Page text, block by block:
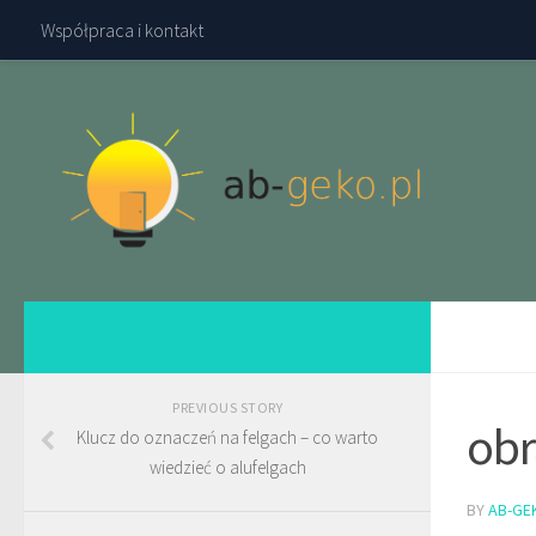
Współpraca i kontakt
BYAB-
PREVIOUS STORY
Klucz do oznaczeń na felgach – co warto
wiedzieć o alufelgach